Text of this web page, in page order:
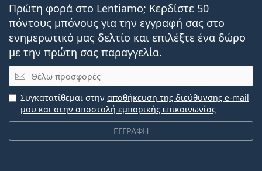
Πρώτη φορά στο Lentiamo; Κερδίστε 50
πόντους μπόνους για την εγγραφή σας στο
ενημερωτικό μας δελτίο και επιλέξτε ένα δώρο
με την πρώτη σας παραγγελία.
Email
ΕΓΓΡΑΦΗ
Συγκατατίθεμαι στην αποθήκευση της διεύθυνσης e-mail
μου και στην αποστολή εμπορικής επικοινωνίας